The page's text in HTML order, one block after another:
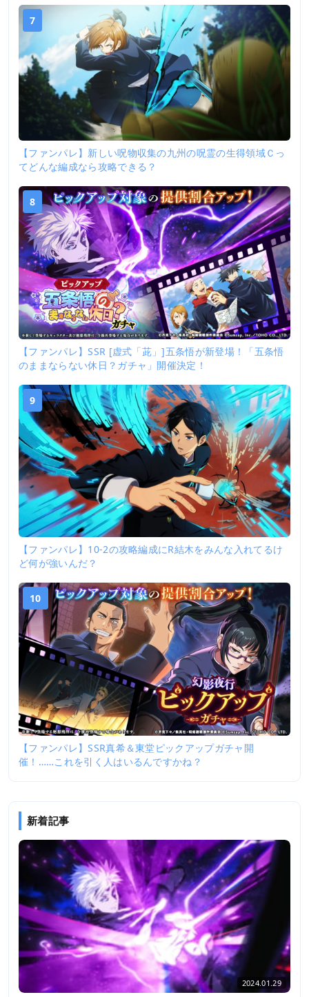
7
【ファンパレ】新しい呪物収集の九州の呪霊の生得領域Ｃっ
てどんな編成なら攻略できる？
8
【ファンパレ】SSR [虚式「茈」]五条悟が新登場！「五条悟
のままならない休日？ガチャ」開催決定！
9
【ファンパレ】10-2の攻略編成にR結木をみんな入れてるけ
ど何が強いんだ？
10
【ファンパレ】SSR真希＆東堂ピックアップガチャ開
催！……これを引く人はいるんですかね？
新着記事
2024.01.29